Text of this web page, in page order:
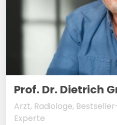
Prof. Dr. Dietrich
Arzt, Radiologe,
Experte